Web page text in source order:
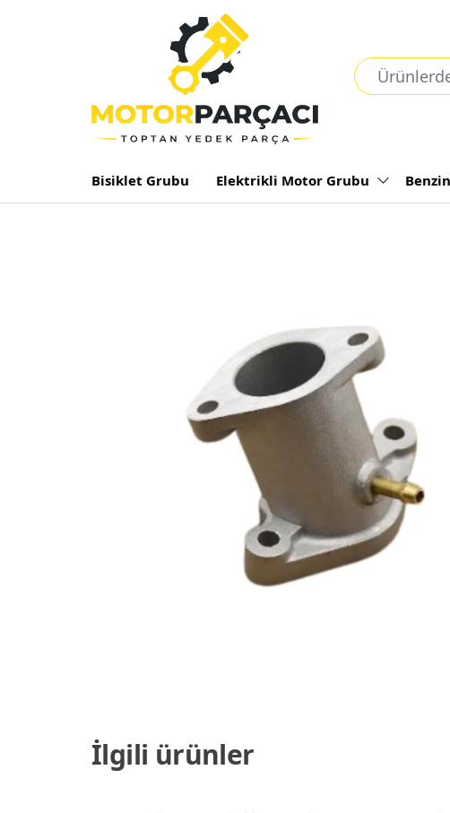
Bisiklet Grubu Elektrikli Motor Grubu
İlgili ürünler